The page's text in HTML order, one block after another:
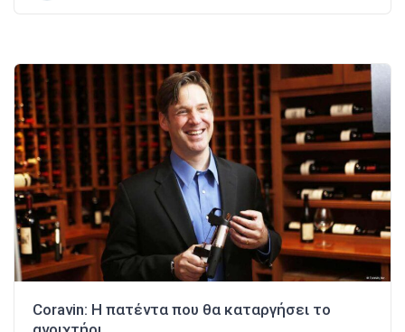
Coravin: Η πατέντα που θα καταργήσει το